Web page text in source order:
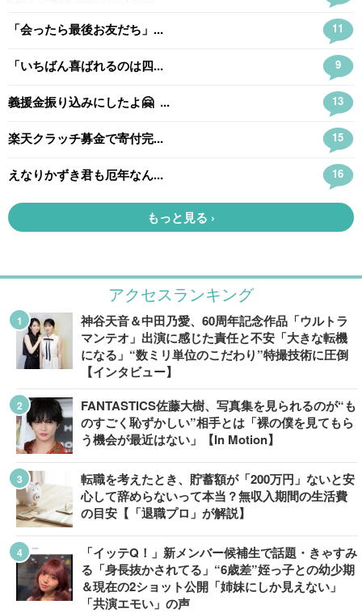
アクセスランキング
神谷天音＆中田乃愛、60周年記念作品「ウルトラ
マンテオ」出演に感じた責任と不安「大きな転機
になる」“数ミリ単位のこだわり”特撮技術に圧倒
【インタビュー】
FANTASTICS佐藤大樹、写真集を見られるのが“も
のすごく恥ずかしい”相手とは「裸の僕を見てもら
う機会が最近はない」【In Motion】
転職を考えたとき、貯蓄額が「200万円」ないと安
心して辞めらないって本当？無収入期間の生活費
の目安【「退職プロ」が解説】
「イッテQ！」新メンバー候補生で話題・きゃすみ
る「身長抜かされてる」“6歳差”姪っ子との幼少期
＆現在の2ショット公開「姉妹にしか見えない」
「共演エモい」の声